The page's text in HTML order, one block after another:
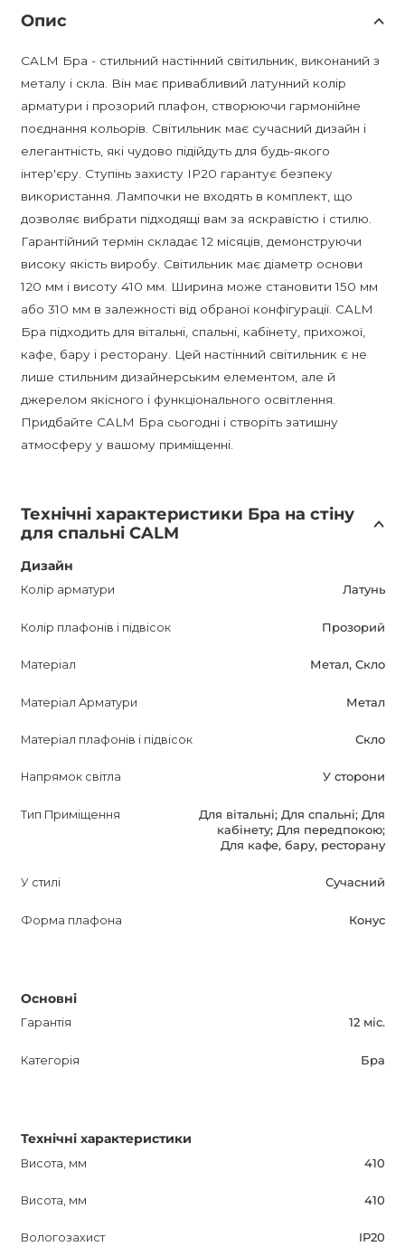
Опис
CALM Бра - стильний настінний світильник, виконаний з
металу і скла. Він має привабливий латунний колір
арматури і прозорий плафон, створюючи гармонійне
поєднання кольорів. Світильник має сучасний дизайн і
елегантність, які чудово підійдуть для будь-якого
інтер'єру. Ступінь захисту IP20 гарантує безпеку
використання. Лампочки не входять в комплект, що
дозволяє вибрати підходящі вам за яскравістю і стилю.
Гарантійний термін складає 12 місяців, демонструючи
високу якість виробу. Світильник має діаметр основи
120 мм і висоту 410 мм. Ширина може становити 150 мм
або 310 мм в залежності від обраної конфігурації. CALM
Бра підходить для вітальні, спальні, кабінету, прихожої,
кафе, бару і ресторану. Цей настінний світильник є не
лише стильним дизайнерським елементом, але й
джерелом якісного і функціонального освітлення.
Придбайте CALM Бра сьогодні і створіть затишну
атмосферу у вашому приміщенні.
Технічні характеристики Бра на стіну
для спальні CALM
Дизайн
Колір арматури Латунь
Колір плафонів і підвісок Прозорий
Матеріал Метал, Скло
Матеріал Арматури Метал
Матеріал плафонів і підвісок Скло
Напрямок світла У сторони
Тип Приміщення
Для вітальні; Для спальні; Для
кабінету; Для передпокою;
Для кафе, бару, ресторану
У стилі Сучасний
Форма плафона Конус
Основні
Гарантія 12 міс.
Категорія Бра
Технічні характеристики
Висота, мм 410
Висота, мм 410
Вологозахист IP20